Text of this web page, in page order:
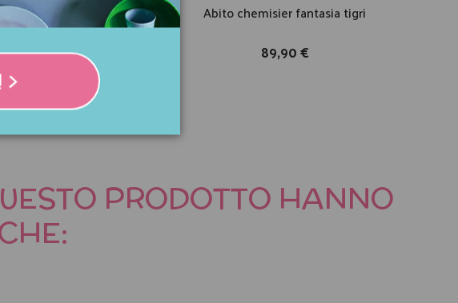
per passeggino
elefantino rosa
28,95 €
Abito chemisier fantasia tigri
89,90 €
PRODOTTO HANNO
>